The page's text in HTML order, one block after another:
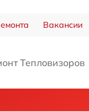
Вакансии
Тепловизоров